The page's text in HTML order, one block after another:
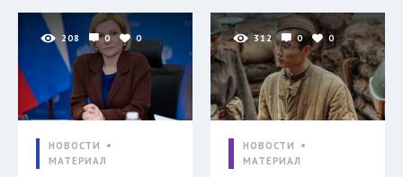
208 0 0
НОВОСТИ
МАТЕРИАЛ
312 0 0
НОВОСТИ
МАТЕРИАЛ